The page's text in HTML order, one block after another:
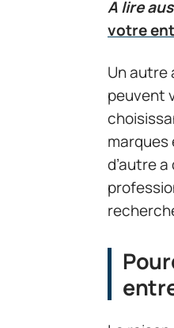
A lire
votre
Un autre
peuvent
marques
d’autre